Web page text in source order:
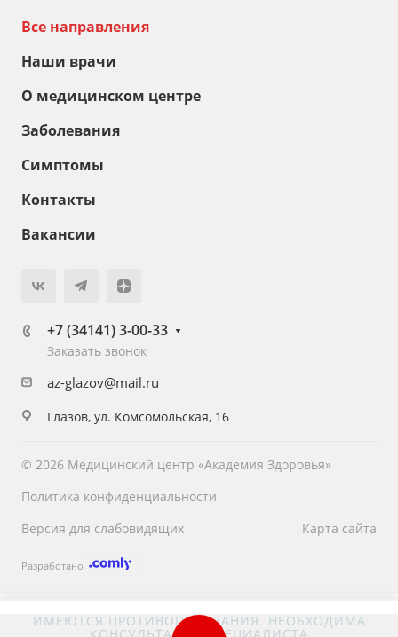
Все направления
Наши врачи
О медицинском центре
Заболевания
Симптомы
Контакты
Вакансии
+7 (34141) 3-00-33
Заказать звонок
az-glazov@mail.ru
Глазов, ул. Комсомольская, 16
© 2026 Медицинский центр «Академия Здоровья»
Политика конфиденциальности
Версия для слабовидящих
Карта сайта
Разработано
ИМЕЮТСЯ ПРОТИВОПОКАЗАНИЯ. НЕОБХОДИМА